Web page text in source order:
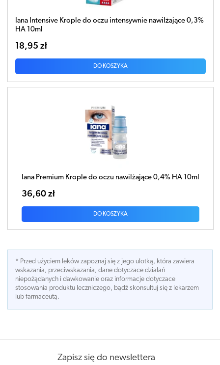
Iana Intensive Krople do oczu intensywnie nawilżające 0,3%
HA 10ml
18,95 zł
DO KOSZYKA
Iana Premium Krople do oczu nawilżające 0,4% HA 10ml
36,60 zł
DO KOSZYKA
* Przed użyciem leków zapoznaj się z jego ulotką, która zawiera
wskazania, przeciwskazania, dane dotyczace działań
niepożądanych i dawkowanie oraz informacje dotyczace
stosowania produktu leczniczego, bądź skonsultuj się z lekarzem
lub farmaceutą.
Zapisz się do newslettera